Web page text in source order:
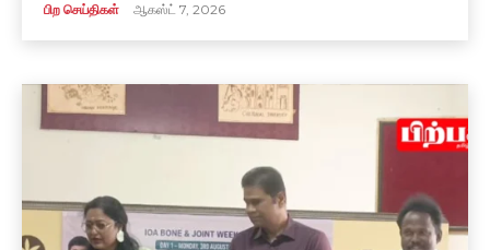
பிற செய்திகள் ஆகஸ்ட் 7, 2026